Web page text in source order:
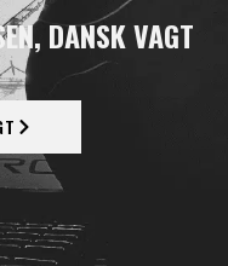
DANSK VAGT